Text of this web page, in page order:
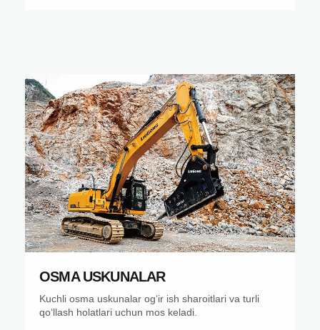
OSMA USKUNALAR
Kuchli osma uskunalar ogʻir ish sharoitlari va turli
qoʻllash holatlari uchun mos keladi.